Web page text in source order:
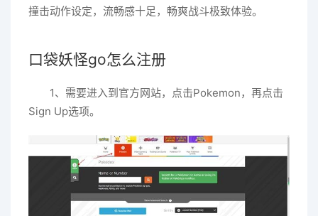
撞击动作设定，流畅感十足，畅爽战斗极致体验。
口袋妖怪go怎么注册
1、需要进入到官方网站，点击Pokemon，再点击
Sign Up选项。